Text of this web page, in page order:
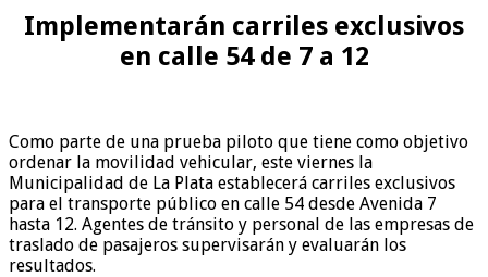
Implementarán carriles exclusivos
en calle 54 de 7 a 12
Como parte de una prueba piloto que tiene como objetivo
ordenar la movilidad vehicular, este viernes la
Municipalidad de La Plata establecerá carriles exclusivos
para el transporte público en calle 54 desde Avenida 7
hasta 12. Agentes de tránsito y personal de las empresas de
traslado de pasajeros supervisarán y evaluarán los
resultados.